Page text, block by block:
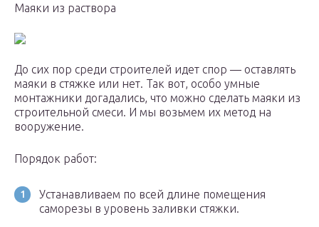
Маяки из раствора
До сих пор среди строителей идет спор — оставлять
маяки в стяжке или нет. Так вот, особо умные
монтажники догадались, что можно сделать маяки из
строительной смеси. И мы возьмем их метод на
вооружение.
Порядок работ:
Устанавливаем по всей длине помещения
саморезы в уровень заливки стяжки.